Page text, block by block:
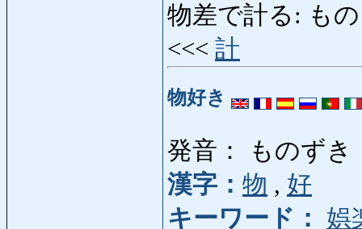
物差で計る: もの
<<< 計
物好き
発音： ものずき
漢字： 物 , 好
キーワード：
娯